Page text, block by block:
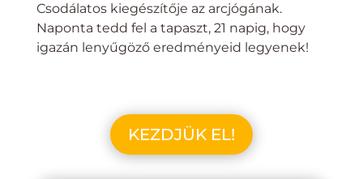
Csodálatos kiegészítője az arcjógának.
Naponta tedd fel a tapaszt, 21 napig, hogy
igazán lenyűgöző eredményeid legyenek!
KEZDJÜK EL!